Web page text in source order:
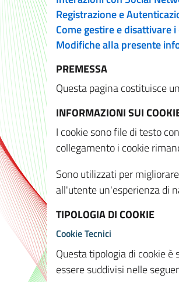
Registrazione e
Come gestire e disattivare
Modifiche alla presente
PREMESSA
Questa pagina costituisce
INFORMAZIONI SUI
I cookie sono file di testo
collegamento i cookie
Sono utilizzati per
all'utente un'esperienza di
TIPOLOGIA DI COOKIE
Cookie Tecnici
Questa tipologia di cookie
essere suddivisi nelle